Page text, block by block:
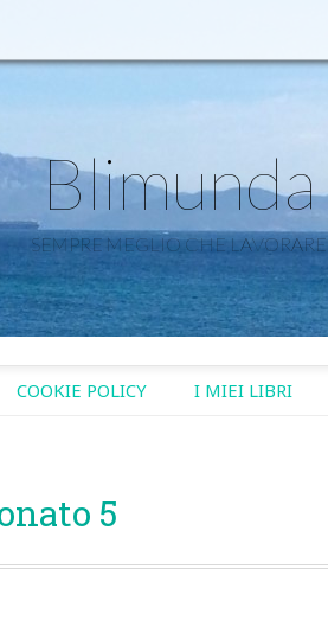
Blimunda
SEMPRE MEGLIO CHE LAVORARE
COOKIE POLICY I MIEI LIBRI
5